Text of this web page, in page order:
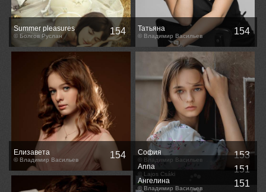
Summer pleasures
© Болгов Руслан 154 Татьяна
© Владимир Васильев 154
Елизавета
© Владимир Васильев 154 София
© Владимир Васильев 153
Anna
© Lajos Csáki 151
Ангелина
© Владимир Васильев 151